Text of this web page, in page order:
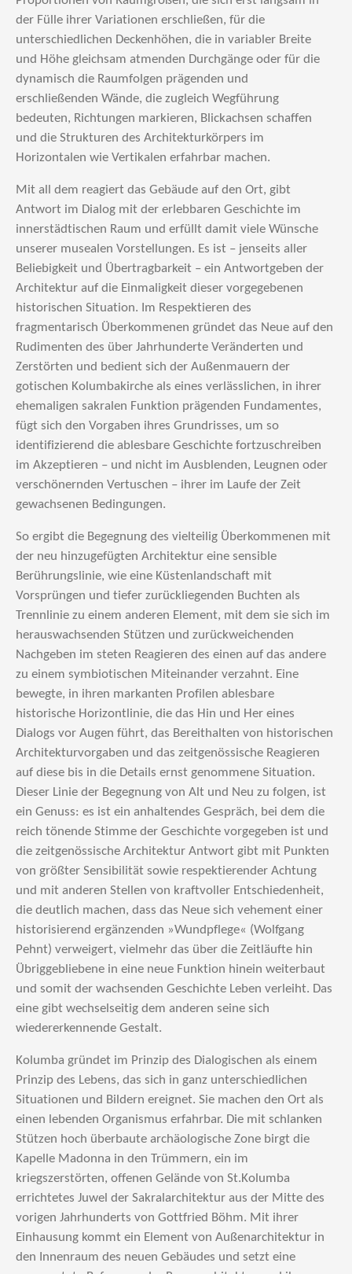
der Fülle ihrer Variationen erschließen, für die
unterschiedlichen Deckenhöhen, die in variabler Breite
und Höhe gleichsam atmenden Durchgänge oder für die
dynamisch die Raumfolgen prägenden und
erschließenden Wände, die zugleich Wegführung
bedeuten, Richtungen markieren, Blickachsen schaffen
und die Strukturen des Architekturkörpers im
Horizontalen wie Vertikalen erfahrbar machen.
Mit all dem reagiert das Gebäude auf den Ort, gibt
Antwort im Dialog mit der erlebbaren Geschichte im
innerstädtischen Raum und erfüllt damit viele Wünsche
unserer musealen Vorstellungen. Es ist – jenseits aller
Beliebigkeit und Übertragbarkeit – ein Antwortgeben der
Architektur auf die Einmaligkeit dieser vorgegebenen
historischen Situation. Im Respektieren des
fragmentarisch Überkommenen gründet das Neue auf den
Rudimenten des über Jahrhunderte Veränderten und
Zerstörten und bedient sich der Außenmauern der
gotischen Kolumbakirche als eines verlässlichen, in ihrer
ehemaligen sakralen Funktion prägenden Fundamentes,
fügt sich den Vorgaben ihres Grundrisses, um so
identifizierend die ablesbare Geschichte fortzuschreiben
im Akzeptieren – und nicht im Ausblenden, Leugnen oder
verschönernden Vertuschen – ihrer im Laufe der Zeit
gewachsenen Bedingungen.
So ergibt die Begegnung des vielteilig Überkommenen mit
der neu hinzugefügten Architektur eine sensible
Berührungslinie, wie eine Küstenlandschaft mit
Vorsprüngen und tiefer zurückliegenden Buchten als
Trennlinie zu einem anderen Element, mit dem sie sich im
herauswachsenden Stützen und zurückweichenden
Nachgeben im steten Reagieren des einen auf das andere
zu einem symbiotischen Miteinander verzahnt. Eine
bewegte, in ihren markanten Profilen ablesbare
historische Horizontlinie, die das Hin und Her eines
Dialogs vor Augen führt, das Bereithalten von historischen
Architekturvorgaben und das zeitgenössische Reagieren
auf diese bis in die Details ernst genommene Situation.
Dieser Linie der Begegnung von Alt und Neu zu folgen, ist
ein Genuss: es ist ein anhaltendes Gespräch, bei dem die
reich tönende Stimme der Geschichte vorgegeben ist und
die zeitgenössische Architektur Antwort gibt mit Punkten
von größter Sensibilität sowie respektierender Achtung
und mit anderen Stellen von kraftvoller Entschiedenheit,
die deutlich machen, dass das Neue sich vehement einer
historisierend ergänzenden »Wundpflege« (Wolfgang
Pehnt) verweigert, vielmehr das über die Zeitläufte hin
Übriggebliebene in eine neue Funktion hinein weiterbaut
und somit der wachsenden Geschichte Leben verleiht. Das
eine gibt wechselseitig dem anderen seine sich
wiedererkennende Gestalt.
Kolumba gründet im Prinzip des Dialogischen als einem
Prinzip des Lebens, das sich in ganz unterschiedlichen
Situationen und Bildern ereignet. Sie machen den Ort als
einen lebenden Organismus erfahrbar. Die mit schlanken
Stützen hoch überbaute archäologische Zone birgt die
Kapelle Madonna in den Trümmern, ein im
kriegszerstörten, offenen Gelände von St.Kolumba
errichtetes Juwel der Sakralarchitektur aus der Mitte des
vorigen Jahrhunderts von Gottfried Böhm. Mit ihrer
Einhausung kommt ein Element von Außenarchitektur in
den Innenraum des neuen Gebäudes und setzt eine